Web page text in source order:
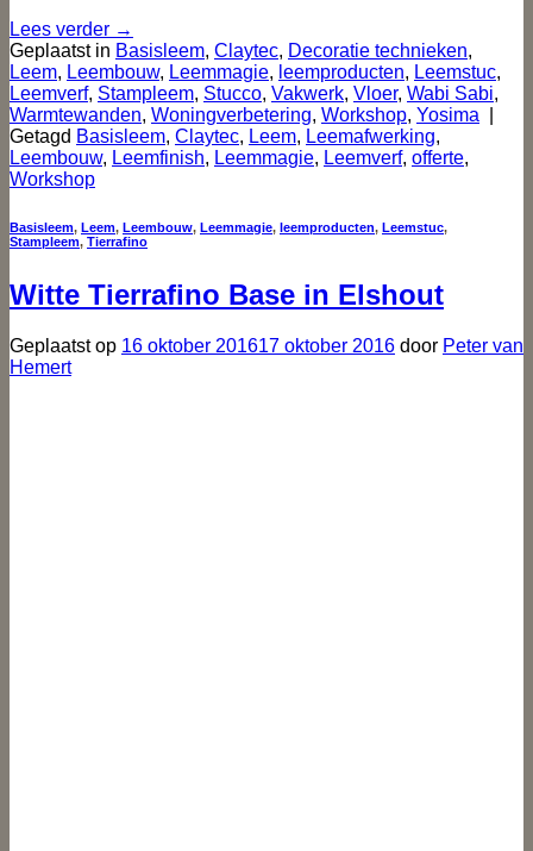
Lees verder →
Geplaatst in Basisleem, Claytec, Decoratie technieken,
Leem, Leembouw, Leemmagie, leemproducten, Leemstuc,
Leemverf, Stampleem, Stucco, Vakwerk, Vloer, Wabi Sabi,
Warmtewanden, Woningverbetering, Workshop, Yosima
Getagd Basisleem, Claytec, Leem, Leemafwerking,
Leembouw, Leemfinish, Leemmagie, Leemverf, offerte,
Workshop
Basisleem, Leem, Leembouw, Leemmagie, leemproducten, Leemstuc,
Stampleem, Tierrafino
Witte Tierrafino Base in Elshout
Geplaatst op 16 oktober 201617 oktober 2016 door Peter van
Hemert